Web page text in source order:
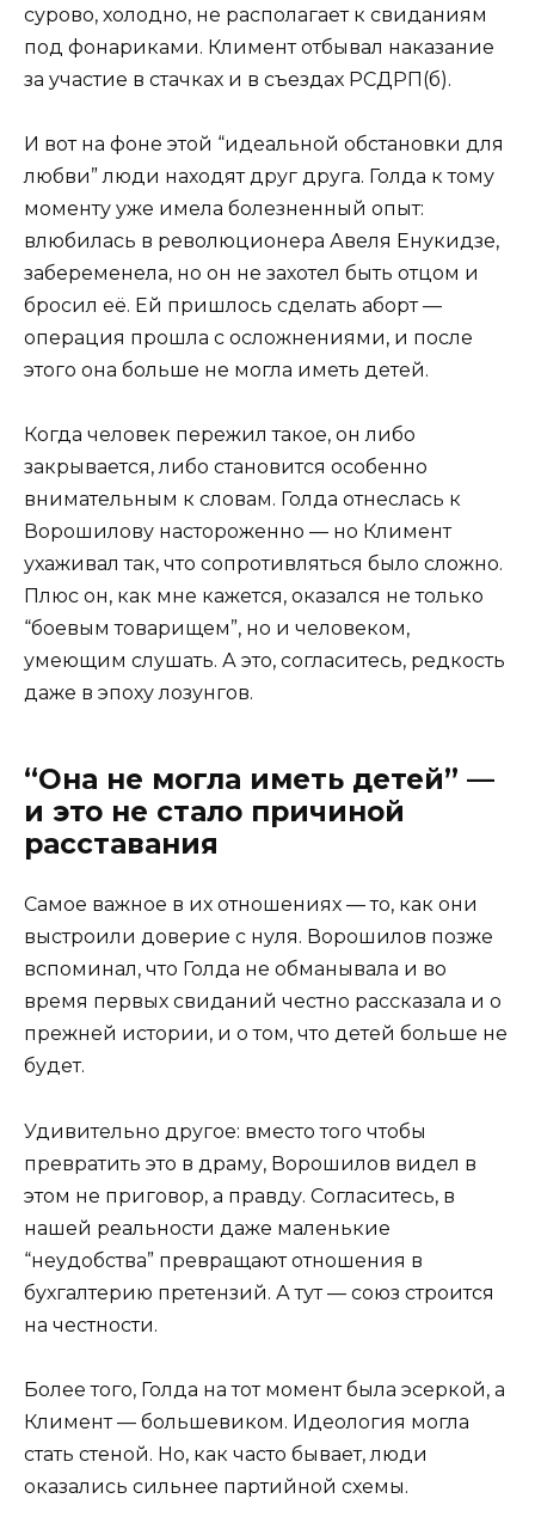
сурово, холодно, не располагает к свиданиям
под фонариками. Климент отбывал наказание
за участие в стачках и в съездах РСДРП(б).
И вот на фоне этой “идеальной обстановки для
любви” люди находят друг друга. Голда к тому
моменту уже имела болезненный опыт:
влюбилась в революционера Авеля Енукидзе,
забеременела, но он не захотел быть отцом и
бросил её. Ей пришлось сделать аборт —
операция прошла с осложнениями, и после
этого она больше не могла иметь детей.
Когда человек пережил такое, он либо
закрывается, либо становится особенно
внимательным к словам. Голда отнеслась к
Ворошилову настороженно — но Климент
ухаживал так, что сопротивляться было сложно.
Плюс он, как мне кажется, оказался не только
“боевым товарищем”, но и человеком,
умеющим слушать. А это, согласитесь, редкость
даже в эпоху лозунгов.
“Она не могла иметь детей” —
и это не стало причиной
расставания
Самое важное в их отношениях — то, как они
выстроили доверие с нуля. Ворошилов позже
вспоминал, что Голда не обманывала и во
время первых свиданий честно рассказала и о
прежней истории, и о том, что детей больше не
будет.
Удивительно другое: вместо того чтобы
превратить это в драму, Ворошилов видел в
этом не приговор, а правду. Согласитесь, в
нашей реальности даже маленькие
“неудобства” превращают отношения в
бухгалтерию претензий. А тут — союз строится
на честности.
Более того, Голда на тот момент была эсеркой, а
Климент — большевиком. Идеология могла
стать стеной. Но, как часто бывает, люди
оказались сильнее партийной схемы.